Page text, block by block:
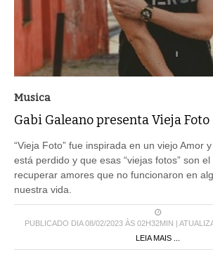
Musica
Gabi Galeano presenta Vieja Foto
“Vieja Foto” fue inspirada en un viejo Amor
está perdido y que esas “viejas fotos” son
recuperar amores que no funcionaron en
nuestra vida.
PUBLICADO DIA 08/02/2023 ÀS 02H32MIN |
LEIA MAIS ...